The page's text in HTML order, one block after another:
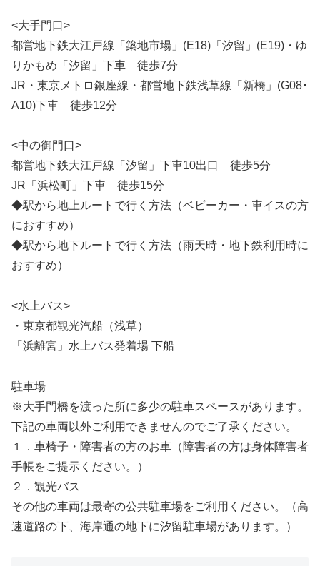
<大手門口>
都営地下鉄大江戸線「築地市場」(E18)「汐留」(E19)・ゆ
りかもめ「汐留」下車 徒歩7分
JR・東京メトロ銀座線・都営地下鉄浅草線「新橋」(G08･
A10)下車 徒歩12分
<中の御門口>
都営地下鉄大江戸線「汐留」下車10出口 徒歩5分
JR「浜松町」下車 徒歩15分
◆駅から地上ルートで行く方法（ベビーカー・車イスの方
におすすめ）
◆駅から地下ルートで行く方法（雨天時・地下鉄利用時に
おすすめ）
<水上バス>
・東京都観光汽船（浅草）
「浜離宮」水上バス発着場 下船
駐車場
※大手門橋を渡った所に多少の駐車スペースがあります。
下記の車両以外ご利用できませんのでご了承ください。
１．車椅子・障害者の方のお車（障害者の方は身体障害者
手帳をご提示ください。）
２．観光バス
その他の車両は最寄の公共駐車場をご利用ください。（高
速道路の下、海岸通の地下に汐留駐車場があります。）